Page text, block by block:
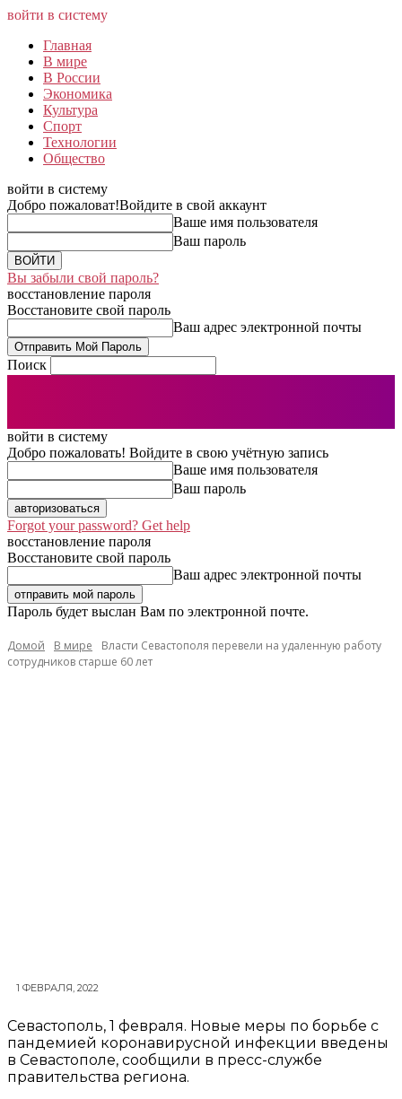
войти в систему
Главная
В мире
В России
Экономика
Культура
Спорт
Технологии
Общество
войти в систему
Добро пожаловат!Войдите в свой аккаунт
Ваше имя пользователя
Ваш пароль
Вы забыли свой пароль?
восстановление пароля
Восстановите свой пароль
Ваш адрес электронной почты
Поиск
войти в систему
Добро пожаловать! Войдите в свою учётную запись
Ваше имя пользователя
Ваш пароль
Forgot your password? Get help
восстановление пароля
Восстановите свой пароль
Ваш адрес электронной почты
Пароль будет выслан Вам по электронной почте.
Домой В мире
Власти Севастополя перевели на удаленную работу
сотрудников старше 60 лет
1 ФЕВРАЛЯ, 2022
Севастополь, 1 февраля. Новые меры по борьбе с
пандемией коронавирусной инфекции введены
в Севастополе, сообщили в пресс-службе
правительства региона.